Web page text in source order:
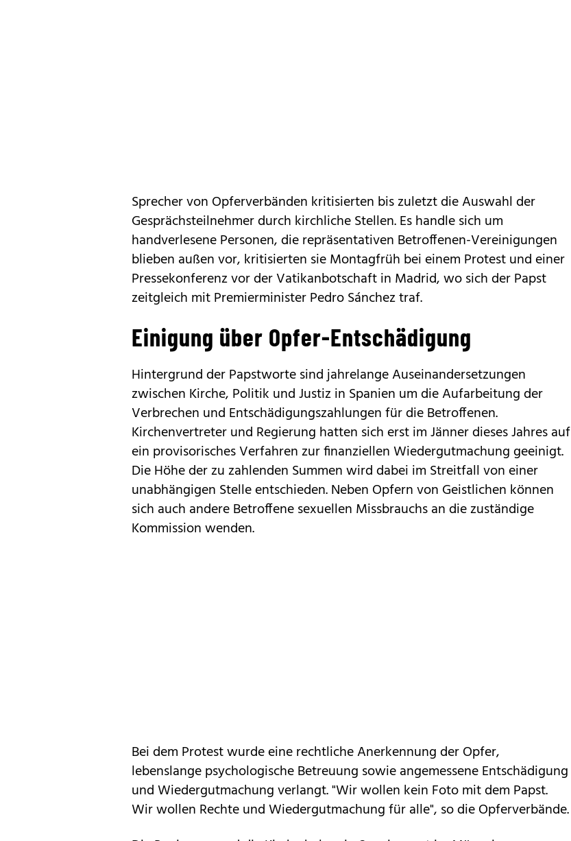
Sprecher von Opferverbänden kritisierten bis zuletzt die Auswahl der
Gesprächsteilnehmer durch kirchliche Stellen. Es handle sich um
handverlesene Personen, die repräsentativen Betroffenen-Vereinigungen
blieben außen vor, kritisierten sie Montagfrüh bei einem Protest und einer
Pressekonferenz vor der Vatikanbotschaft in Madrid, wo sich der Papst
zeitgleich mit Premierminister Pedro Sánchez traf.
Einigung über Opfer-Entschädigung
Hintergrund der Papstworte sind jahrelange Auseinandersetzungen
zwischen Kirche, Politik und Justiz in Spanien um die Aufarbeitung der
Verbrechen und Entschädigungszahlungen für die Betroffenen.
Kirchenvertreter und Regierung hatten sich erst im Jänner dieses Jahres auf
ein provisorisches Verfahren zur finanziellen Wiedergutmachung geeinigt.
Die Höhe der zu zahlenden Summen wird dabei im Streitfall von einer
unabhängigen Stelle entschieden. Neben Opfern von Geistlichen können
sich auch andere Betroffene sexuellen Missbrauchs an die zuständige
Kommission wenden.
Bei dem Protest wurde eine rechtliche Anerkennung der Opfer,
lebenslange psychologische Betreuung sowie angemessene Entschädigung
und Wiedergutmachung verlangt. "Wir wollen kein Foto mit dem Papst.
Wir wollen Rechte und Wiedergutmachung für alle", so die Opferverbände.